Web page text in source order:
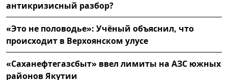
антикризисный разбор?
«Это не половодье»: Учёный объяснил, что
происходит в Верхоянском улусе
«Саханефтегазсбыт» ввел лимиты на АЗС южных
районов Якутии